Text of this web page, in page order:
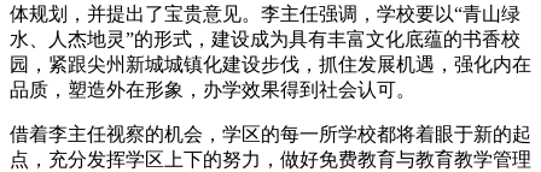
体规划，并提出了宝贵意见。李主任强调，学校要以“青山绿
水、人杰地灵”的形式，建设成为具有丰富文化底蕴的书香校
园，紧跟尖州新城城镇化建设步伐，抓住发展机遇，强化内在
品质，塑造外在形象，办学效果得到社会认可。
借着李主任视察的机会，学区的每一所学校都将着眼于新的起
点，充分发挥学区上下的努力，做好免费教育与教育教学管理